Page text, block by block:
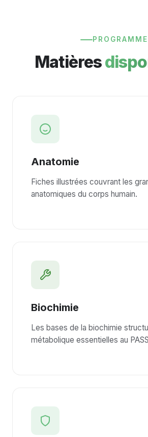
PROGRAMME
Matières
Anatomie
Fiches illustrées couvrant les
anatomiques du corps humain.
Biochimie
Les bases de la biochimie
métabolique essentielles au